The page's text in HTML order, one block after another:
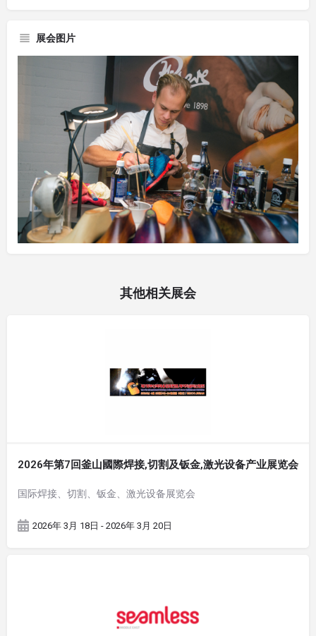
展会图片
其他相关展会
2026年第7回釜山國際焊接,切割及钣金,激光设备产业展览会
国际焊接、切割、钣金、激光设备展览会
2026年 3月 18日 - 2026年 3月 20日